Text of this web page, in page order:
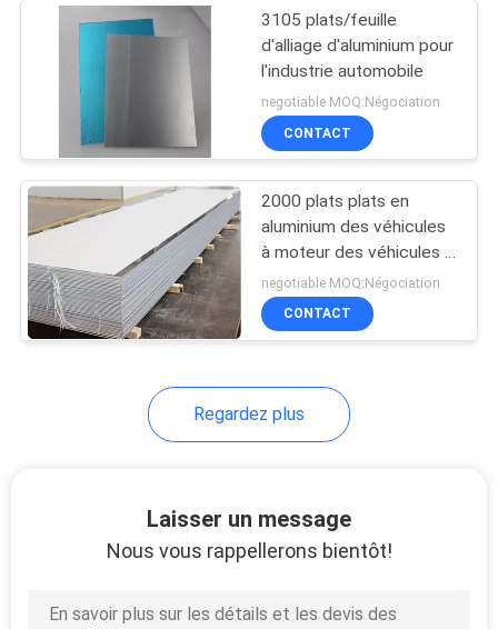
Plat d'aluminium
d'avions
plat en aluminium
Plat en aluminium
de contrôleur
3105 plats/feuille
d'alliage d'aluminium pour
l'industrie automobile
negotiable MOQ:Négociation
CONTACT
2000 plats plats en
aluminium des véhicules
à moteur des véhicules à
moteur de la série 6063
negotiable MOQ:Négociation
CONTACT
Regardez plus
Laisser un message
Nous vous rappellerons bientôt!